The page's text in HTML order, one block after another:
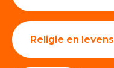
Religie en